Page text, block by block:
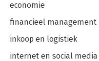
economie
financieel management
inkoop en logistiek
internet en social media